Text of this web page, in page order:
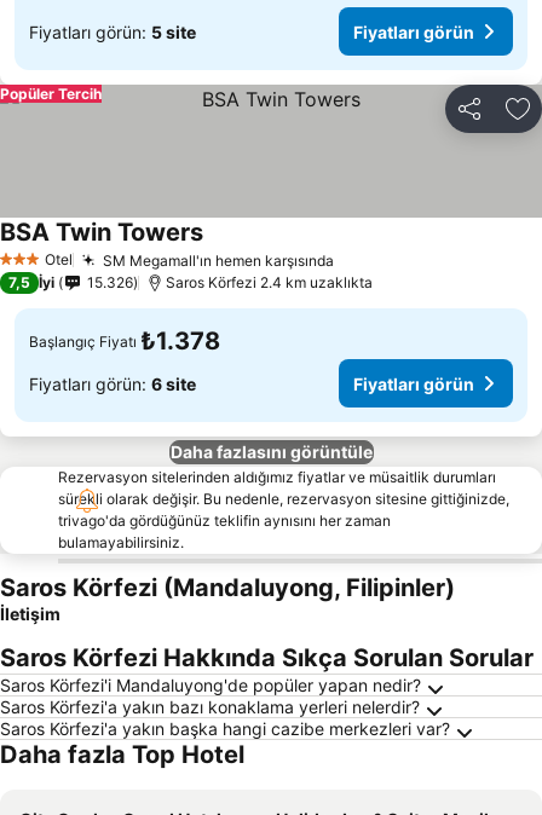
Fiyatları görün: 5 site Fiyatları görün
Paylaş
Popüler Tercih
3 YıldızOtel SM Megamall'ın hemen karşısında
BSA Twin Towers
7,5 İyi 15.326 Saros Körfezi 2.4 km uzaklıkta
Başlangıç Fiyatı ₺1.378
Fiyatları görün: 6 site Fiyatları görün
Daha fazlasını görüntüle
Rezervasyon sitelerinden aldığımız fiyatlar ve müsaitlik durumları
sürekli olarak değişir. Bu nedenle, rezervasyon sitesine gittiğinizde,
trivago'da gördüğünüz teklifin aynısını her zaman
bulamayabilirsiniz.
Saros Körfezi (Mandaluyong, Filipinler)
İletişim
Saros Körfezi Hakkında Sıkça Sorulan Sorular
Saros Körfezi'i Mandaluyong'de popüler yapan nedir?
Saros Körfezi'a yakın bazı konaklama yerleri nelerdir?
Saros Körfezi'a yakın başka hangi cazibe merkezleri var?
Daha fazla Top Hotel